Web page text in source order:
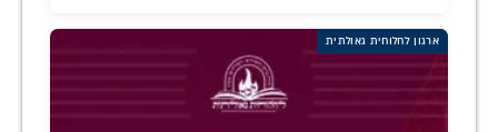
ארגון לחלוחית גאולתית